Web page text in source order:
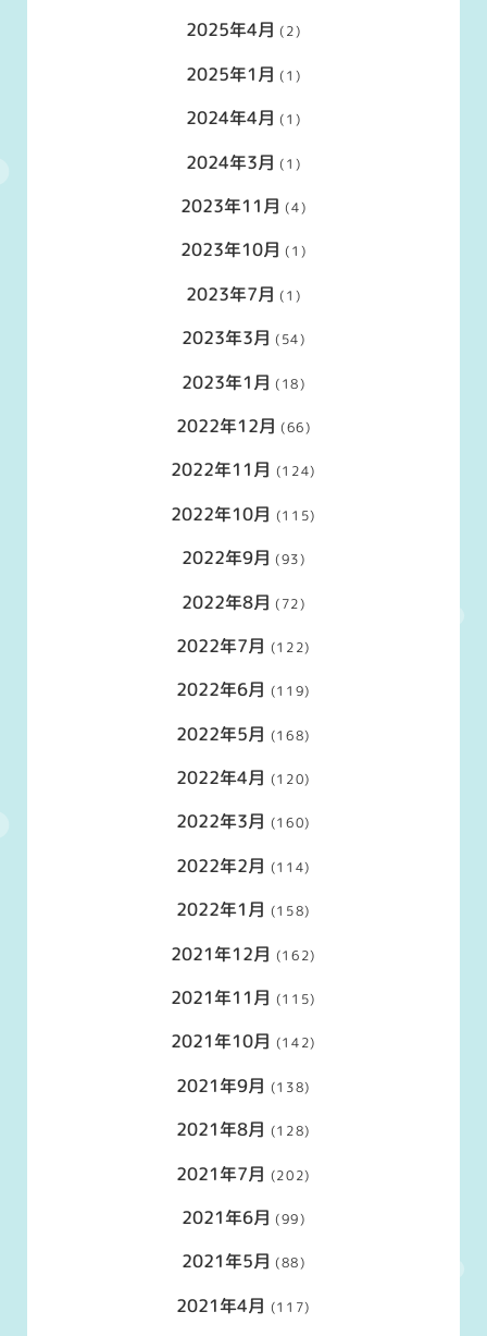
2025年4月 (2)
2025年1月 (1)
2024年4月 (1)
2024年3月 (1)
2023年11月 (4)
2023年10月 (1)
2023年7月 (1)
2023年3月 (54)
2023年1月 (18)
2022年12月 (66)
2022年11月 (124)
2022年10月 (115)
2022年9月 (93)
2022年8月 (72)
2022年7月 (122)
2022年6月 (119)
2022年5月 (168)
2022年4月 (120)
2022年3月 (160)
2022年2月 (114)
2022年1月 (158)
2021年12月 (162)
2021年11月 (115)
2021年10月 (142)
2021年9月 (138)
2021年8月 (128)
2021年7月 (202)
2021年6月 (99)
2021年5月 (88)
2021年4月 (117)